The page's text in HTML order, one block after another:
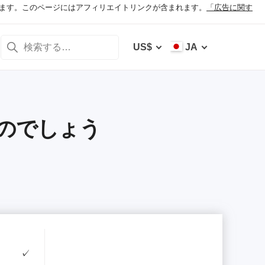
。このページにはアフィリエイトリンクが含まれます。 「広告に関す
US$ JA
でしょう
✓